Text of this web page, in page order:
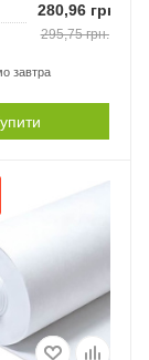
280,96грн.
295,75грн.
завтра